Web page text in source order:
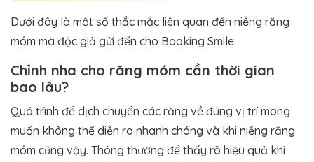
Dưới đây là một số thắc mắc liên quan đến niềng răng
móm mà độc giả gửi đến cho Booking Smile:
Chỉnh nha cho răng móm cần thời gian
bao lâu?
Quá trình để dịch chuyển các răng về đúng vị trí mong
muốn không thể diễn ra nhanh chóng và khi niềng răng
móm cũng vậy. Thông thường để thấy rõ hiệu quả khi